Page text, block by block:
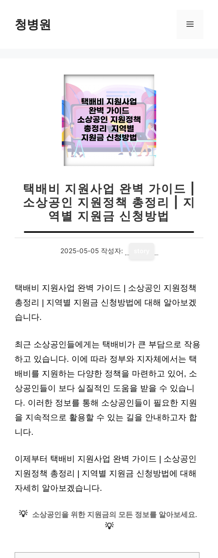
청병원 메
택배비 지원사업 완벽 가이드 |
소상공인 지원정책 총정리 | 지
역별 지원금 신청방법
2025-05-05 작성자:
택배비 지원사업 완벽 가이드 | 소상공인 지원정책
총정리 | 지역별 지원금 신청방법에 대해 알아보겠
습니다.
최근 소상공인들에게는 택배비가 큰 부담으로 작용
하고 있습니다. 이에 따라 정부와 지자체에서는 택
배비를 지원하는 다양한 정책을 마련하고 있어, 소
상공인들이 보다 실질적인 도움을 받을 수 있습니
다. 이러한 정보를 통해 소상공인들이 필요한 지원
을 지속적으로 활용할 수 있는 길을 안내하고자 합
니다.
이제부터 택배비 지원사업 완벽 가이드 | 소상공인
지원정책 총정리 | 지역별 지원금 신청방법에 대해
자세히 알아보겠습니다.
💡 소상공인을 위한 지원금의 모든 정보를 알아보세요.
💡